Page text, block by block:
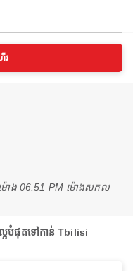
រ
ម៉ោង 06:51 PM ម៉ោង​សកល
អបំផុតទៅកាន់ Tbilisi